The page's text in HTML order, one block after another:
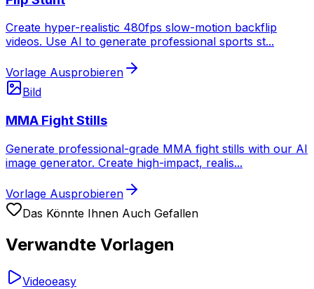
Create hyper-realistic 480fps slow-motion backflip
videos. Use AI to generate professional sports st...
Vorlage Ausprobieren
Bild
MMA Fight Stills
Generate professional-grade MMA fight stills with our AI
image generator. Create high-impact, realis...
Vorlage Ausprobieren
Das Könnte Ihnen Auch Gefallen
Verwandte Vorlagen
Videoeasy